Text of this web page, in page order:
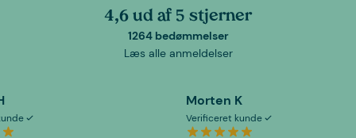
4,6 ud af 5 stjerner
1264 bedømmelser
Læs alle anmeldelser
Morten K
Verificeret kunde